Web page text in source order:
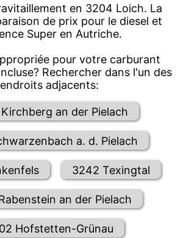
en 3204 Loich. La
de prix pour le diesel et
Super en Autriche.
pour votre carburant
Rechercher dans l'un des
endroits adjacents:
an der Pielach
a. d. Pielach
3242 Texingtal
an der Pielach
Hofstetten-Grünau